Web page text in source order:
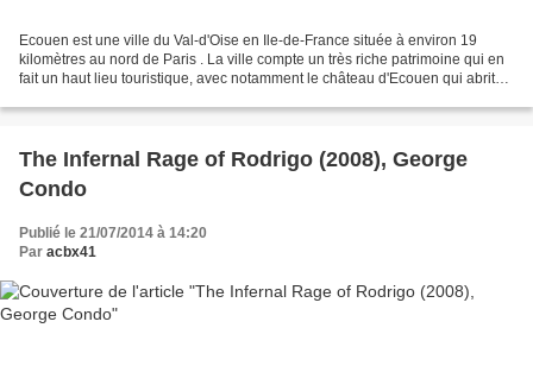
Ecouen est une ville du Val-d'Oise en Ile-de-France située à environ 19
kilomètres au nord de Paris . La ville compte un très riche patrimoine qui en
fait un haut lieu touristique, avec notamment le château d'Ecouen qui abrite
The Infernal Rage of Rodrigo (2008), George
Condo
Publié le 21/07/2014 à 14:20
Par acbx41